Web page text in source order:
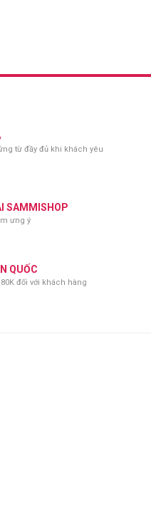
từ đầy đủ khi khách yêu
SAMMISHOP
ưng ý
QUỐC
đối với khách hàng